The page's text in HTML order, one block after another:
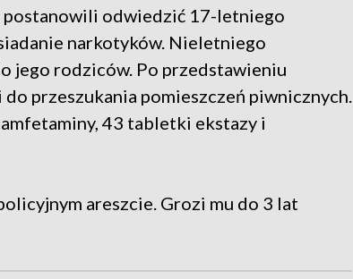
odwiedzić 17-letniego
narkotyków. Nieletniego
jego rodziców. Po przedstawieniu
przeszukania pomieszczeń piwnicznych.
43 tabletki ekstazy i
areszcie. Grozi mu do 3 lat